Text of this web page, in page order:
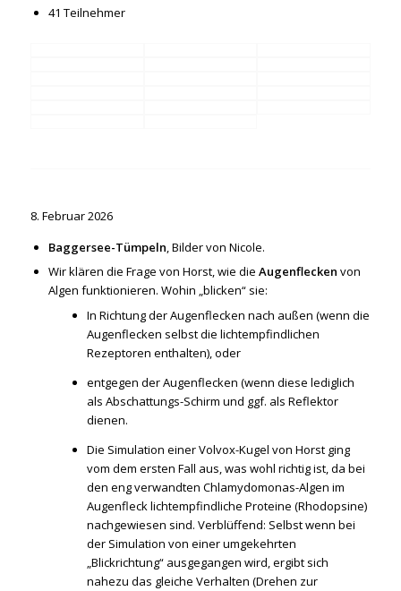
41 Teilnehmer
8. Februar 2026
Baggersee-Tümpeln, Bilder von Nicole.
Wir klären die Frage von Horst, wie die Augenflecken von
Algen funktionieren. Wohin „blicken“ sie:
In Richtung der Augenflecken nach außen (wenn die
Augenflecken selbst die lichtempfindlichen
Rezeptoren enthalten), oder
entgegen der Augenflecken (wenn diese lediglich
als Abschattungs-Schirm und ggf. als Reflektor
dienen.
Die Simulation einer Volvox-Kugel von Horst ging
vom dem ersten Fall aus, was wohl richtig ist, da bei
den eng verwandten Chlamydomonas-Algen im
Augenfleck lichtempfindliche Proteine (Rhodopsine)
nachgewiesen sind. Verblüffend: Selbst wenn bei
der Simulation von einer umgekehrten
„Blickrichtung“ ausgegangen wird, ergibt sich
nahezu das gleiche Verhalten (Drehen zur